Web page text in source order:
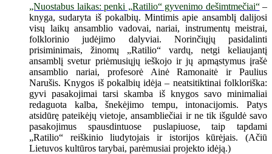
„Nuostabus laikas: penki „Ratilio“ gyvenimo dešimtmečiai“–
knyga, sudaryta iš pokalbių. Mintimis apie ansamblį dalijosi
visų laikų ansamblio vadovai, nariai, instrumentų meistrai,
folklorinio judėjimo dalyviai. Norinčiųjų pasidalinti
prisiminimais, žinomų „Ratilio“ vardų, netgi keliaujantį
ansamblį svetur priėmusiųjų ieškojo ir jų apmąstymus įrašė
ansamblio nariai, profesorė Ainė Ramonaitė ir Paulius
Narušis. Knygos iš pokalbių idėja – neatsitiktinai folkloriška:
gyvi pasakojimai tarsi skamba iš knygos savo minimaliai
redaguota kalba, šnekėjimo tempu, intonacijomis. Patys
atsidūrę pateikėjų vietoje, ansambliečiai ir ne tik išguldė savo
pasakojimus spausdintuose puslapiuose, taip tapdami
„Ratilio“ reiškinio liudytojais ir istorijos kūrėjais. (Ačiū
Lietuvos kultūros tarybai, parėmusiai projekto idėją.)